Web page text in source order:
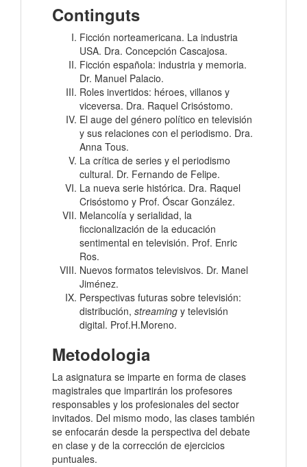
Continguts
Ficción norteamericana. La industria
USA. Dra. Concepción Cascajosa.
Ficción española: industria y memoria.
Dr. Manuel Palacio.
Roles invertidos: héroes, villanos y
viceversa. Dra. Raquel Crisóstomo.
El auge del género político en televisión
y sus relaciones con el periodismo. Dra.
Anna Tous.
La crítica de series y el periodismo
cultural. Dr. Fernando de Felipe.
La nueva serie histórica. Dra. Raquel
Crisóstomo y Prof. Óscar González.
Melancolía y serialidad, la
ficcionalización de la educación
sentimental en televisión. Prof. Enric
Ros.
Nuevos formatos televisivos. Dr. Manel
Jiménez.
Perspectivas futuras sobre televisión:
distribución, streaming y televisión
digital. Prof.H.Moreno.
Metodologia
La asignatura se imparte en forma de clases
magistrales que impartirán los profesores
responsables y los profesionales del sector
invitados. Del mismo modo, las clases también
se enfocarán desde la perspectiva del debate
en clase y de la corrección de ejercicios
puntuales.